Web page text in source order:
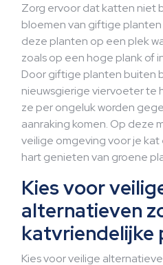
Zorg ervoor dat katten niet
bloemen van giftige planten
deze planten op een plek
zoals op een hoge plank of
Door giftige planten buiten
nieuwsgierige viervoeter te
ze per ongeluk worden
aanraking komen. Op deze
veilige omgeving voor je
hart genieten van groene
Kies voor
alternatieven
katvriendelijke
Kies voor veilige